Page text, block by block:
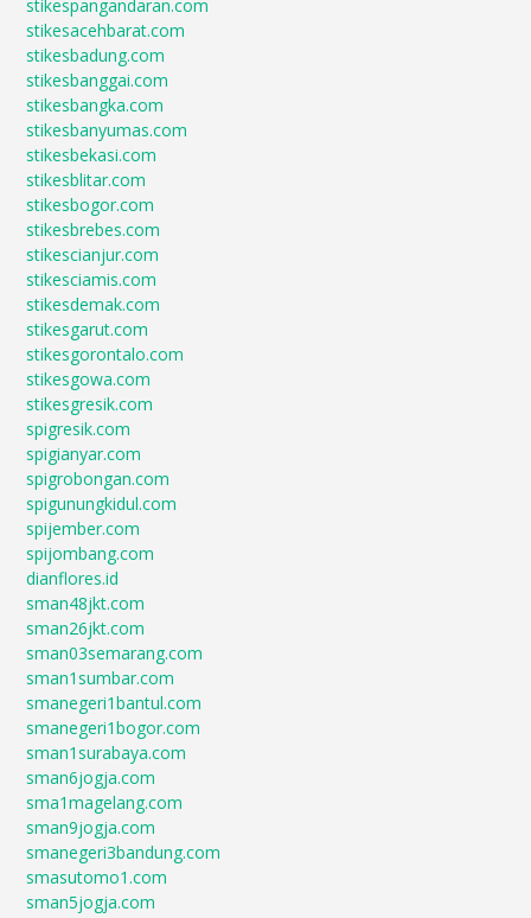
stikespangandaran.com
stikesacehbarat.com
stikesbadung.com
stikesbanggai.com
stikesbangka.com
stikesbanyumas.com
stikesbekasi.com
stikesblitar.com
stikesbogor.com
stikesbrebes.com
stikescianjur.com
stikesciamis.com
stikesdemak.com
stikesgarut.com
stikesgorontalo.com
stikesgowa.com
stikesgresik.com
spigresik.com
spigianyar.com
spigrobongan.com
spigunungkidul.com
spijember.com
spijombang.com
dianflores.id
sman48jkt.com
sman26jkt.com
sman03semarang.com
sman1sumbar.com
smanegeri1bantul.com
smanegeri1bogor.com
sman1surabaya.com
sman6jogja.com
sma1magelang.com
sman9jogja.com
smanegeri3bandung.com
smasutomo1.com
sman5jogja.com